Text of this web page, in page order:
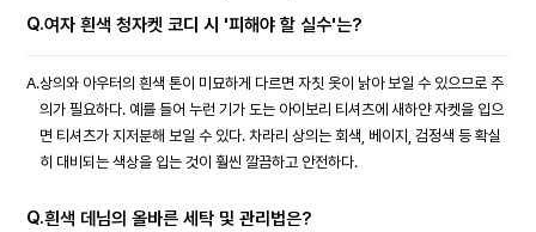
Q.여자 흰색 청자켓 코디 시 '피해야 할 실수'는?
A.상의와 아우터의 흰색 톤이 미묘하게 다르면 자칫 옷이 낡아 보일 수 있으므로 주
의가 필요하다. 예를 들어 누런 기가 도는 아이보리 티셔츠에 새하얀 자켓을 입으
면 티셔츠가 지저분해 보일 수 있다. 차라리 상의는 회색, 베이지, 검정색 등 확실
히 대비되는 색상을 입는 것이 훨씬 깔끔하고 안전하다.
Q.흰색 데님의 올바른 세탁 및 관리법은?